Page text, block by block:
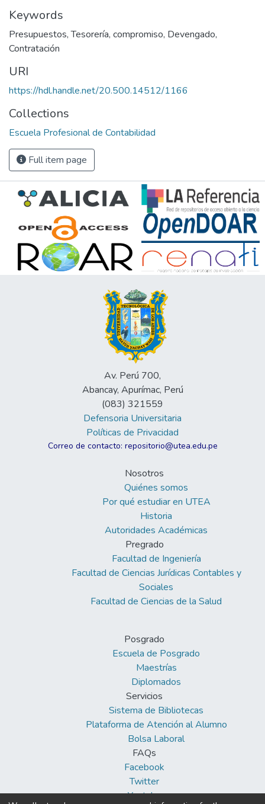
Keywords
Presupuestos,Tesorería, compromiso, Devengado,
Contratación
URI
https://hdl.handle.net/20.500.14512/1166
Collections
Escuela Profesional de Contabilidad
Full item page
Av. Perú 700,
Abancay, Apurímac, Perú
(083) 321559
Defensoria Universitaria
Políticas de Privacidad
Correo de contacto: repositorio@utea.edu.pe
Nosotros
Quiénes somos
Por qué estudiar en UTEA
Historia
Autoridades Académicas
Pregrado
Facultad de Ingeniería
Facultad de Ciencias Jurídicas Contables y
Sociales
Facultad de Ciencias de la Salud
Posgrado
Escuela de Posgrado
Maestrías
Diplomados
Servicios
Sistema de Bibliotecas
Plataforma de Atención al Alumno
Bolsa Laboral
FAQs
Facebook
Twitter
Youtube